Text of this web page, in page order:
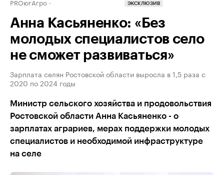
PROюгАгро ЭКСКЛЮЗИВ
Анна Касьяненко: «Без
молодых специалистов село
не сможет развиваться»
Зарплата селян Ростовской области выросла в 1,5 раза с
2020 по 2024 годы
Министр сельского хозяйства и продовольствия
Ростовской области Анна Касьяненко - о
зарплатах аграриев, мерах поддержки молодых
специалистов и необходимой инфраструктуре
на селе